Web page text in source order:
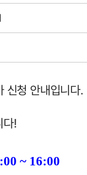
신청 안내입니다.
다!
~ 16:00